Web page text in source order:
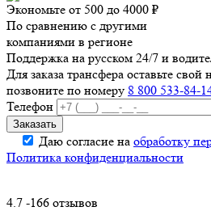
Экономьте от 500 до 4000 ₽
По сравнению с другими
компаниями в регионе
Поддержка на русском 24/7 и
Для заказа трансфера оставьте свой
позвоните по номеру 8 800 533-84-
Телефон
Даю согласие на обработку
Политика конфиденциальности
4.7 -166 отзывов